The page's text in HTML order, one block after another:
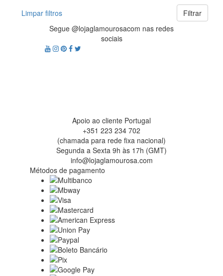
Limpar filtros
Filtrar
Segue @lojaglamourosacom nas redes
sociais
Apoio ao cliente Portugal
+351 223 234 702
(chamada para rede fixa nacional)
Segunda a Sexta 9h às 17h (GMT)
info@lojaglamourosa.com
Métodos de pagamento